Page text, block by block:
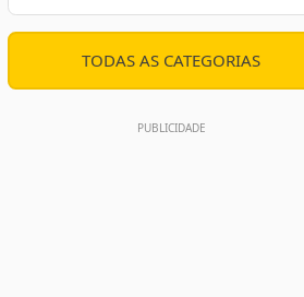
TODAS AS CATEGORIAS